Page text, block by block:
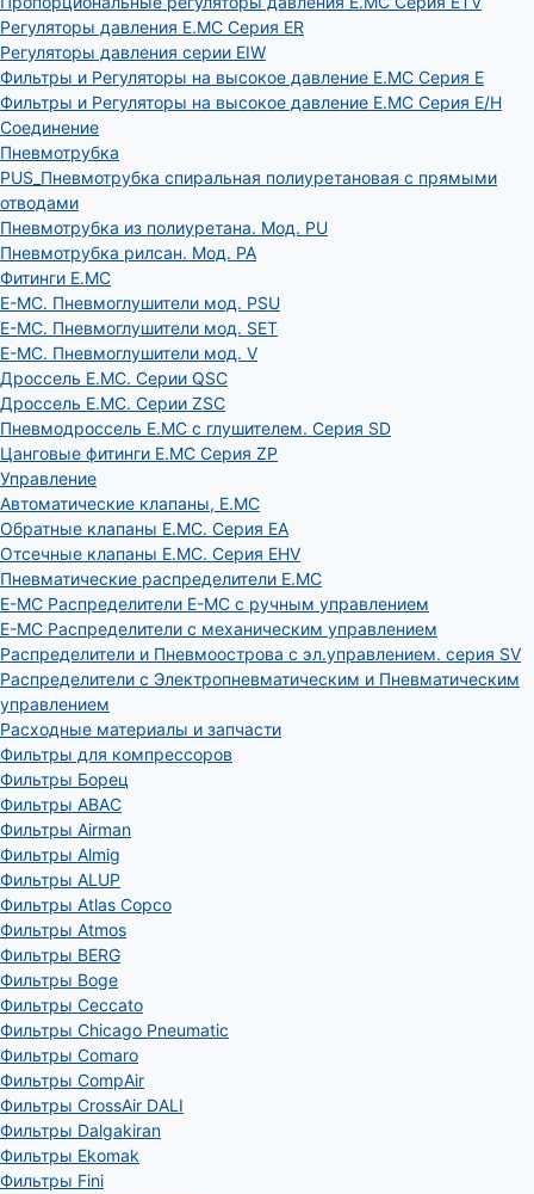
Регуляторы давления E.MC Серия ER
Регуляторы давления серии EIW
Фильтры и Регуляторы на высокое давление E.MC Серия E
Фильтры и Регуляторы на высокое давление E.MC Серия E/H
Соединение
Пневмотрубка
PUS_Пневмотрубка спиральная полиуретановая с прямыми
отводами
Пневмотрубка из полиуретана. Мод. РU
Пневмотрубка рилсан. Мод. PA
Фитинги E.MC
E-MC. Пневмоглушители мод. PSU
E-MC. Пневмоглушители мод. SET
E-MC. Пневмоглушители мод. V
Дроссель E.MC. Серии QSC
Дроссель E.MC. Серии ZSC
Пневмодроссель E.MC с глушителем. Серия SD
Цанговые фитинги E.MC Серия ZP
Управление
Автоматические клапаны, Е.МС
Обратные клапаны E.MC. Серия EA
Отсечные клапаны E.MC. Серия EHV
Пневматические распределители E.MC
E-MC Распределители E-MC с ручным управлением
E-MC Распределители с механическим управлением
Распределители и Пневмоострова с эл.управлением. серия SV
Распределители с Электропневматическим и Пневматическим
управлением
Расходные материалы и запчасти
Фильтры для компрессоров
Фильтры Борец
Фильтры ABAC
Фильтры Airman
Фильтры Almig
Фильтры ALUP
Фильтры Atlas Copco
Фильтры Atmos
Фильтры BERG
Фильтры Boge
Фильтры Ceccato
Фильтры Chicago Pneumatic
Фильтры Comaro
Фильтры CompAir
Фильтры CrossAir DALI
Фильтры Dalgakiran
Фильтры Ekomak
Фильтры Fini